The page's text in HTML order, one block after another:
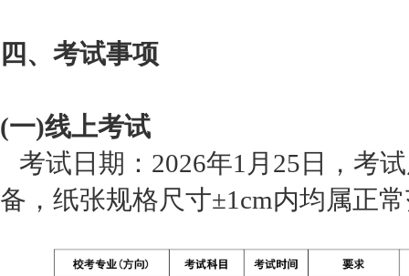
四、考试事项
(一)线上考试
考试日期：2026年1月25日，考
备，纸张规格尺寸±1cm内均属正